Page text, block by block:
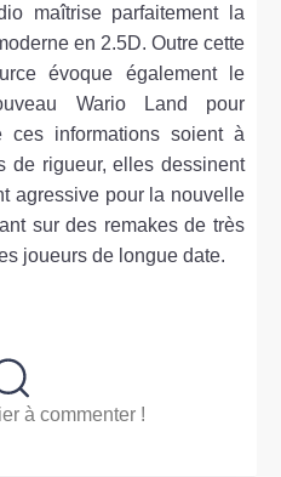
maîtrise parfaitement la
en 2.5D. Outre cette
évoque également le
Wario Land pour
ces informations soient à
de rigueur, elles dessinent
agressive pour la nouvelle
sur des remakes de très
joueurs de longue date.
à commenter !